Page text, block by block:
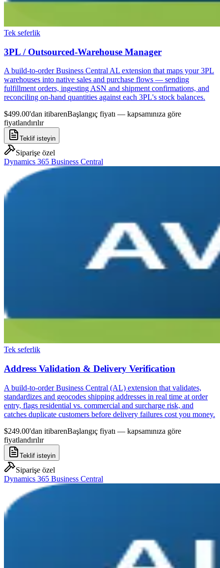
Tek seferlik
3PL / Outsourced-Warehouse Manager
A build-to-order Business Central AL extension that maps your 3PL
warehouses into native sales and purchase flows — sending
fulfillment orders, ingesting ASN and shipment confirmations, and
reconciling on-hand quantities against each 3PL's stock balances.
$499.00'dan itibarenBaşlangıç fiyatı — kapsamınıza göre
fiyatlandırılır
Teklif isteyin
Siparişe özel
Dynamics 365 Business Central
Tek seferlik
Address Validation & Delivery Verification
A build-to-order Business Central (AL) extension that validates,
standardizes and geocodes shipping addresses in real time at order
entry, flags residential vs. commercial and surcharge risk, and
catches duplicate customers before delivery failures cost you money.
$249.00'dan itibarenBaşlangıç fiyatı — kapsamınıza göre
fiyatlandırılır
Teklif isteyin
Siparişe özel
Dynamics 365 Business Central